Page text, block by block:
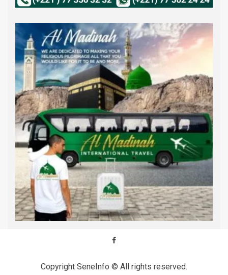
Copyright SeneInfo © All rights reserved.